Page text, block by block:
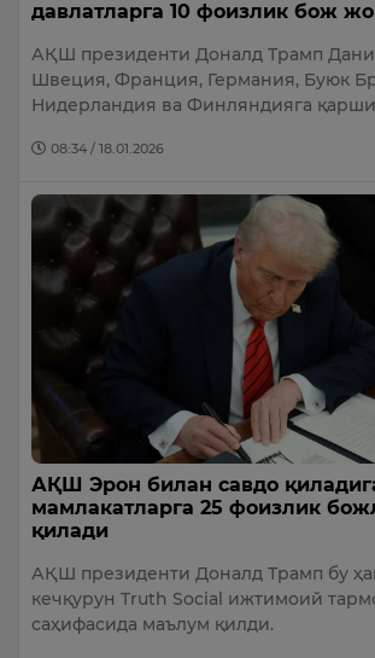
давлатларга 10 фоизлик бож
АҚШ президенти Доналд Трамп
Швеция, Франция, Германия, Буюк
Нидерландия ва Финляндияга
08:34 / 18.01.2026
АҚШ Эрон билан савдо
мамлакатларга 25 фоизлик
қилади
АҚШ президенти Доналд Трамп бу
кечқурун Truth Social ижтимоий
саҳифасида маълум қилди.